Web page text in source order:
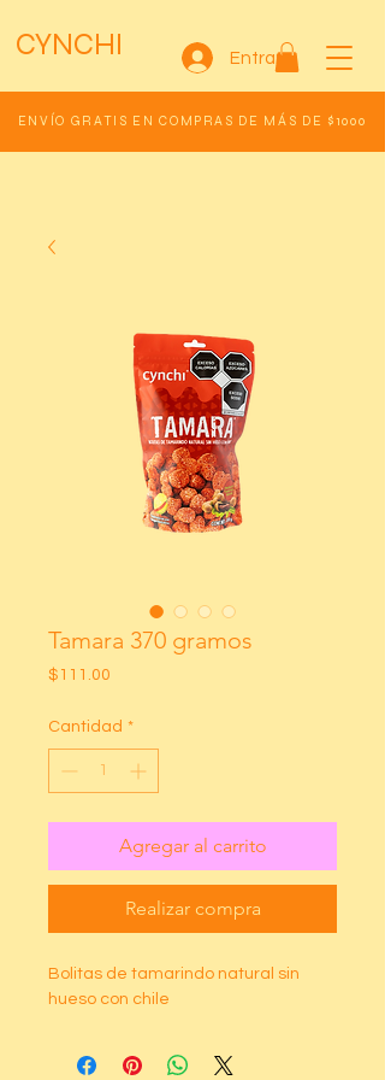
ENVÍO GRATIS EN COMPRAS DE MÁS DE $1000
CYNCHI Entrar
Tamara 370 gramos
$111.00
Cantidad *
Agregar al carrito
Realizar compra
Bolitas de tamarindo natural sin
hueso con chile